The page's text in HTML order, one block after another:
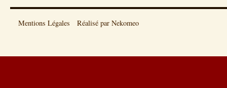
Mentions Légales Réalisé par Nekomeo